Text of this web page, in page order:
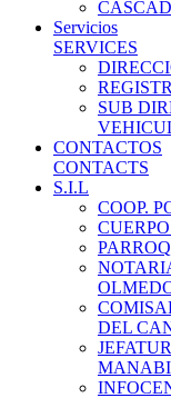
Servicios
SERVICES
SUB
CONTACTOS
CONTACTS
S.I.L
COOP.
DEL
MANABI